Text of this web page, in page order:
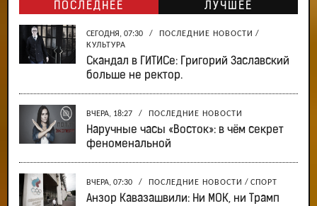
ПОСЛЕДНЕЕ ЛУЧШЕЕ
СЕГОДНЯ, 07:30 / ПОСЛЕДНИЕ НОВОСТИ /
КУЛЬТУРА
Скандал в ГИТИСе: Григорий Заславский
больше не ректор.
ВЧЕРА, 18:27 / ПОСЛЕДНИЕ НОВОСТИ
Наручные часы «Восток»: в чём секрет
феноменальной
ВЧЕРА, 07:30 / ПОСЛЕДНИЕ НОВОСТИ / СПОРТ
Анзор Кавазашвили: Ни МОК, ни Трамп